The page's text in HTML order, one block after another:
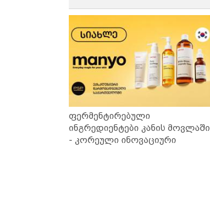
ფერმენტირებული
ინგრედიენტები კანის მოვლაში
- კორეული ინოვაციური